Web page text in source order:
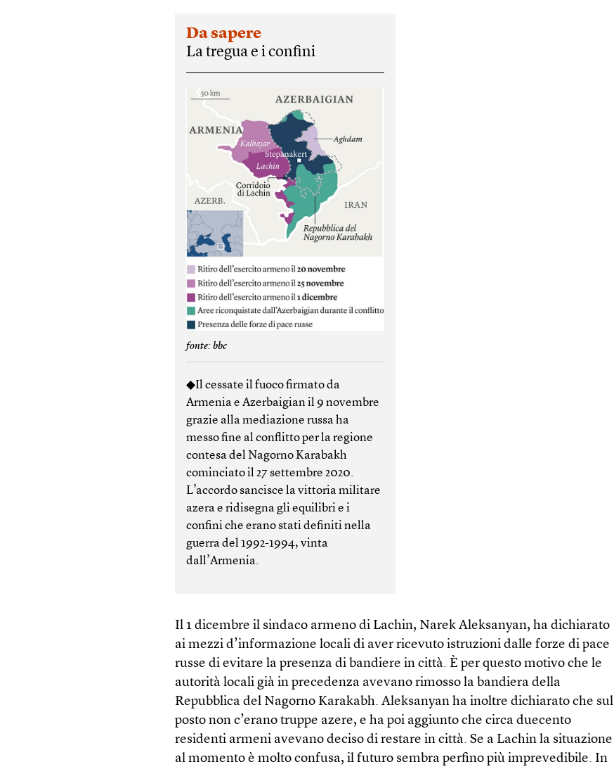
Da sapere
La tregua e i confini
fonte: bbc
◆Il cessate il fuoco firmato da
Armenia e Azerbaigian il 9 novembre
grazie alla mediazione russa ha
messo fine al conflitto per la regione
contesa del Nagorno Karabakh
cominciato il 27 settembre 2020.
L’accordo sancisce la vittoria militare
azera e ridisegna gli equilibri e i
confini che erano stati definiti nella
guerra del 1992-1994, vinta
dall’Armenia.
Il 1 dicembre il sindaco armeno di Lachin, Narek Aleksanyan, ha dichiarato
ai mezzi d’informazione locali di aver ricevuto istruzioni dalle forze di pace
russe di evitare la presenza di bandiere in città. È per questo motivo che le
autorità locali già in precedenza avevano rimosso la bandiera della
Repubblica del Nagorno Karakabh. Aleksanyan ha inoltre dichiarato che sul
posto non c’erano truppe azere, e ha poi aggiunto che circa duecento
residenti armeni avevano deciso di restare in città. Se a Lachin la situazione
al momento è molto confusa, il futuro sembra perfino più imprevedibile. In